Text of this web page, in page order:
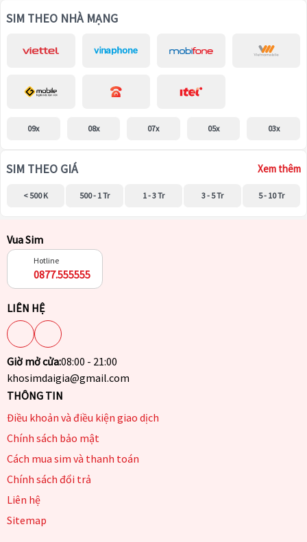
SIM THEO NHÀ MẠNG
09x 08x 07x 05x 03x
SIM THEO GIÁ Xem thêm
< 500 K 500 - 1 Tr 1 - 3 Tr 3 - 5 Tr 5 - 10 Tr
Vua Sim
Hotline
0877.555555
LIÊN HỆ
Giờ mở cửa:08:00 - 21:00
khosimdaigia@gmail.com
THÔNG TIN
Điều khoản và điều kiện giao dịch
Chính sách bảo mật
Cách mua sim và thanh toán
Chính sách đổi trả
Liên hệ
Sitemap